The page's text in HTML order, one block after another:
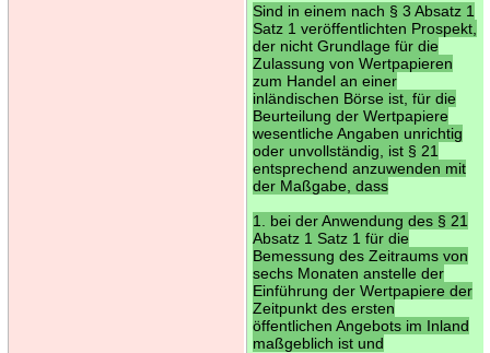
Sind in einem nach § 3 Absatz 1
Satz 1 veröffentlichten Prospekt,
der nicht Grundlage für die
Zulassung von Wertpapieren
zum Handel an einer
inländischen Börse ist, für die
Beurteilung der Wertpapiere
wesentliche Angaben unrichtig
oder unvollständig, ist § 21
entsprechend anzuwenden mit
der Maßgabe, dass
1. bei der Anwendung des § 21
Absatz 1 Satz 1 für die
Bemessung des Zeitraums von
sechs Monaten anstelle der
Einführung der Wertpapiere der
Zeitpunkt des ersten
öffentlichen Angebots im Inland
maßgeblich ist und